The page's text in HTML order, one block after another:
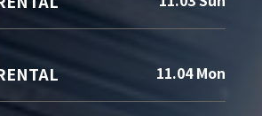
11.04 Mon